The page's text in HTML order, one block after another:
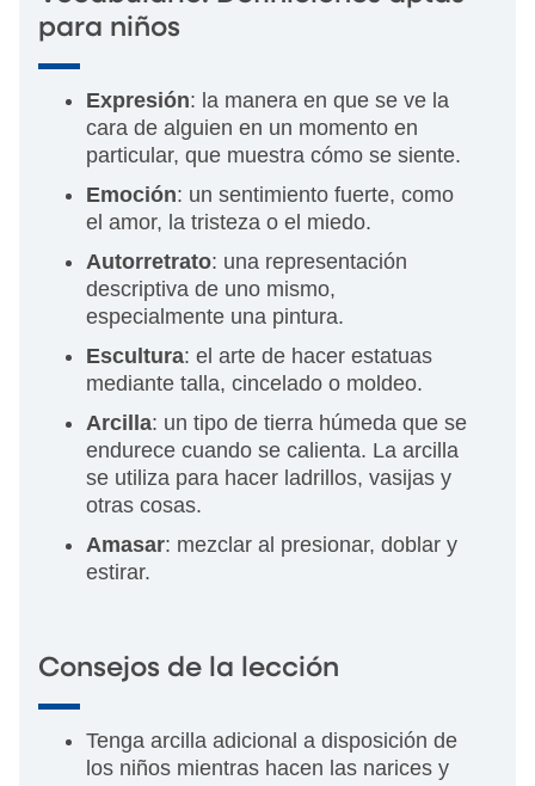
para niños
Expresión: la manera en que se ve la
cara de alguien en un momento en
particular, que muestra cómo se siente.
Emoción: un sentimiento fuerte, como
el amor, la tristeza o el miedo.
Autorretrato: una representación
descriptiva de uno mismo,
especialmente una pintura.
Escultura: el arte de hacer estatuas
mediante talla, cincelado o moldeo.
Arcilla: un tipo de tierra húmeda que se
endurece cuando se calienta. La arcilla
se utiliza para hacer ladrillos, vasijas y
otras cosas.
Amasar: mezclar al presionar, doblar y
estirar.
Consejos de la lección
Tenga arcilla adicional a disposición de
los niños mientras hacen las narices y